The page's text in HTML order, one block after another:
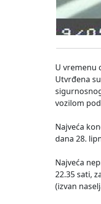
U vremenu
Utvrđena
vozilom
Najveća
dana 28.
Najveća
22.35 sati,
(izvan